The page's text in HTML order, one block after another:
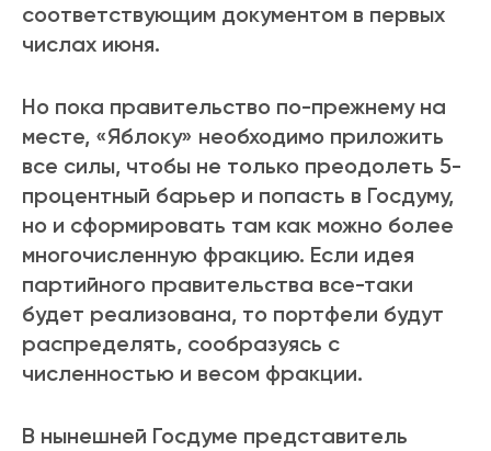
соответствующим документом в первых
числах июня.
Но пока правительство по-прежнему на
месте, «Яблоку» необходимо приложить
все силы, чтобы не только преодолеть 5-
процентный барьер и попасть в Госдуму,
но и сформировать там как можно более
многочисленную фракцию. Если идея
партийного правительства все-таки
будет реализована, то портфели будут
распределять, сообразуясь с
численностью и весом фракции.
В нынешней Госдуме представитель